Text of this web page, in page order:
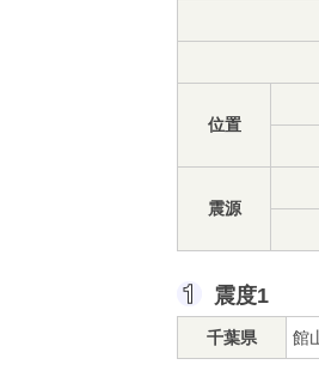
位置
震源
震度1
千葉県 館